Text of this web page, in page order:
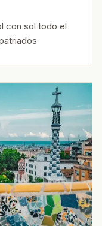
con sol todo el